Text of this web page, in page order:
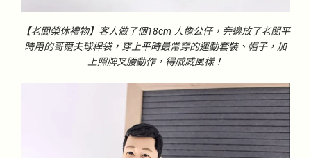
【老闆榮休禮物】客人做了個18cm 人像公仔，旁邊放了老闆平
時用的哥爾夫球桿袋，穿上平時最常穿的運動套裝、帽子，加
上照牌叉腰動作，得戚威風樣！